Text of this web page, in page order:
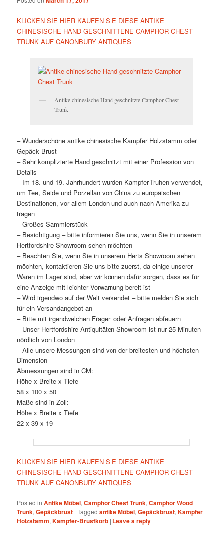
KLICKEN SIE HIER KAUFEN SIE DIESE ANTIKE
CHINESISCHE HAND GESCHNITTENE CAMPHOR CHEST
TRUNK AUF CANONBURY ANTIQUES
Antike chinesische Hand geschnitzte Camphor Chest
Trunk
– Wunderschöne antike chinesische Kampfer Holzstamm oder
Gepäck Brust
– Sehr komplizierte Hand geschnitzt mit einer Profession von
Details
– Im 18. und 19. Jahrhundert wurden Kampfer-Truhen verwendet,
um Tee, Seide und Porzellan von China zu europäischen
Destinationen, vor allem London und auch nach Amerika zu
tragen
– Großes Sammlerstück
– Besichtigung – bitte informieren Sie uns, wenn Sie in unserem
Hertfordshire Showroom sehen möchten
– Beachten Sie, wenn Sie in unserem Herts Showroom sehen
möchten, kontaktieren Sie uns bitte zuerst, da einige unserer
Waren im Lager sind, aber wir können dafür sorgen, dass es für
eine Anzeige mit leichter Vorwarnung bereit ist
– Wird irgendwo auf der Welt versendet – bitte melden Sie sich
für ein Versandangebot an
– Bitte mit irgendwelchen Fragen oder Anfragen abfeuern
– Unser Hertfordshire Antiquitäten Showroom ist nur 25 Minuten
nördlich von London
– Alle unsere Messungen sind von der breitesten und höchsten
Dimension
Abmessungen sind in CM:
Höhe x Breite x Tiefe
58 x 100 x 50
Maße sind in Zoll:
Höhe x Breite x Tiefe
22 x 39 x 19
KLICKEN SIE HIER KAUFEN SIE DIESE ANTIKE
CHINESISCHE HAND GESCHNITTENE CAMPHOR CHEST
TRUNK AUF CANONBURY ANTIQUES
Posted in Antike Möbel,Camphor Chest Trunk,Camphor Wood
Trunk,Gepäckbrust |Tagged antike Möbel,Gepäckbrust,Kampfer
Holzstamm,Kampfer-Brustkorb | Leave a reply